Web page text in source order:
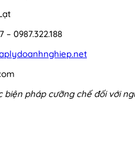
– 0987.322.188
biện pháp cưỡng chế đối với